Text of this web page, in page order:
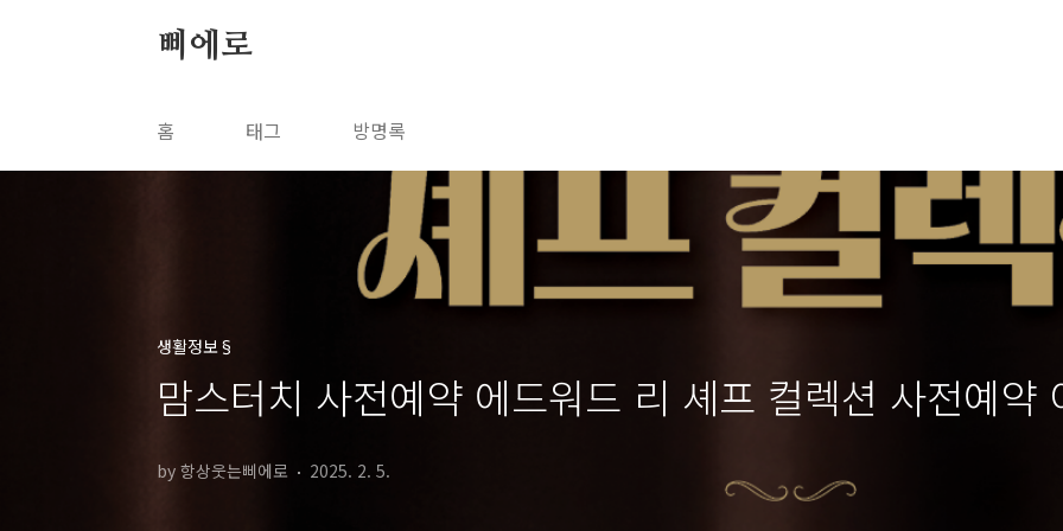
삐에로
홈 태그 방명록
생활정보§
맘스터치 사전예약 에드워드 리 셰프 컬렉션 사전예약
by 항상웃는삐에로 2025. 2. 5.